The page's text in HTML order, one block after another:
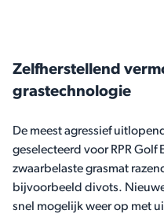
Zelfherstellend
grastechnologie
De meest agressief
geselecteerd voor RPR Golf
zwaarbelaste grasmat
bijvoorbeeld divots.
snel mogelijk weer op met